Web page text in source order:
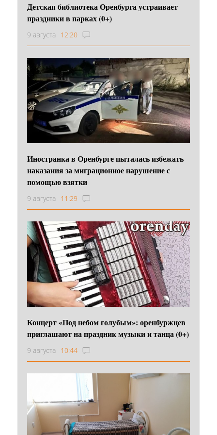
Детская библиотека Оренбурга устраивает
праздники в парках (0+)
9 августа 12:20
Иностранка в Оренбурге пыталась избежать
наказания за миграционное нарушение с
помощью взятки
9 августа 11:29
Концерт «Под небом голубым»: оренбуржцев
приглашают на праздник музыки и танца (0+)
9 августа 10:44